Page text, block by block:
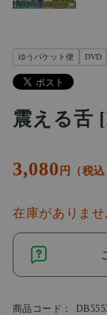
ゆうパケット便 DVD
震える舌
3,080 円（税込
在庫がありませ
商品コード：